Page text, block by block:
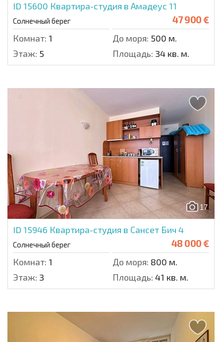
ID 15600 Квартира-студия в Амадеус 11
Солнечный берег 47 900 €
Комнат: 1 До моря: 500 м.
Этаж: 5 Площадь: 34 кв. м.
17
ID 15946 Квартира-студия в Сансет Бич 4
Солнечный берег 48 000 €
Комнат: 1 До моря: 800 м.
Этаж: 3 Площадь: 41 кв. м.